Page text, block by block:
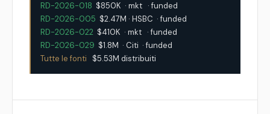
RD-2026-018
RD-2026-005
RD-2026-022
RD-2026-029
Tutte le fonti
   $5.53M distribuiti